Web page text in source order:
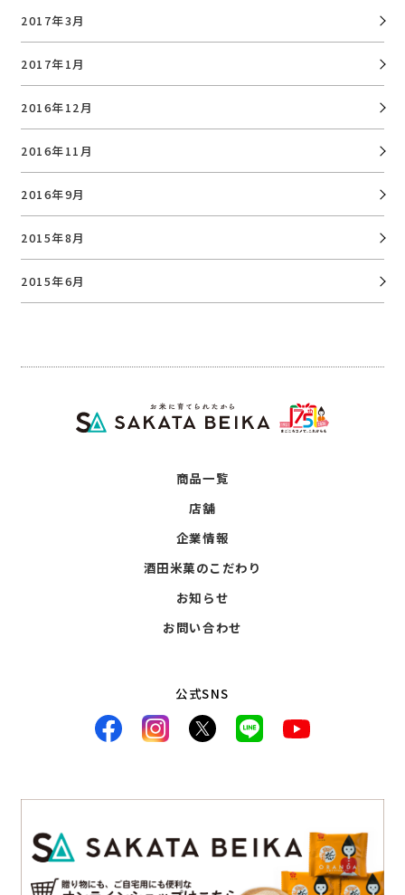
2017年3月
2017年1月
2016年12月
2016年11月
2016年9月
2015年8月
2015年6月
商品一覧
店舗
企業情報
酒田米菓のこだわり
お知らせ
お問い合わせ
公式SNS